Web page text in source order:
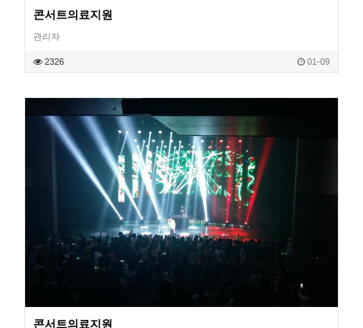
콘서트의료지원
관리자
2326 01-09
콘서트의료지원
조회